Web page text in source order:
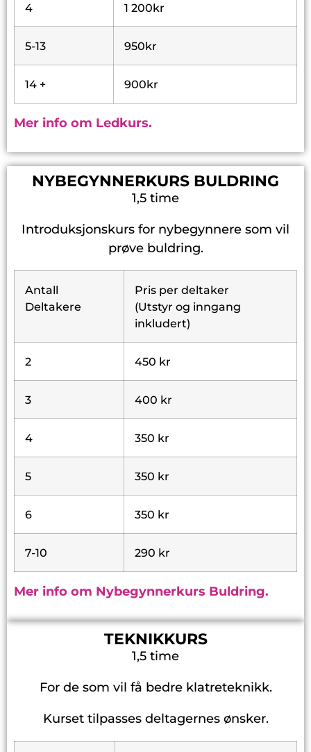
4 1 200kr
5-13 950kr
14 + 900kr
Mer info om Ledkurs.
NYBEGYNNERKURS BULDRING
1,5 time
Introduksjonskurs for nybegynnere som vil
prøve buldring.
Antall
Deltakere
Pris per deltaker
(Utstyr og inngang
inkludert)
2 450 kr
3 400 kr
4 350 kr
5 350 kr
6 350 kr
7-10 290 kr
Mer info om Nybegynnerkurs Buldring.
TEKNIKKURS
1,5 time
For de som vil få bedre klatreteknikk.
Kurset tilpasses deltagernes ønsker.